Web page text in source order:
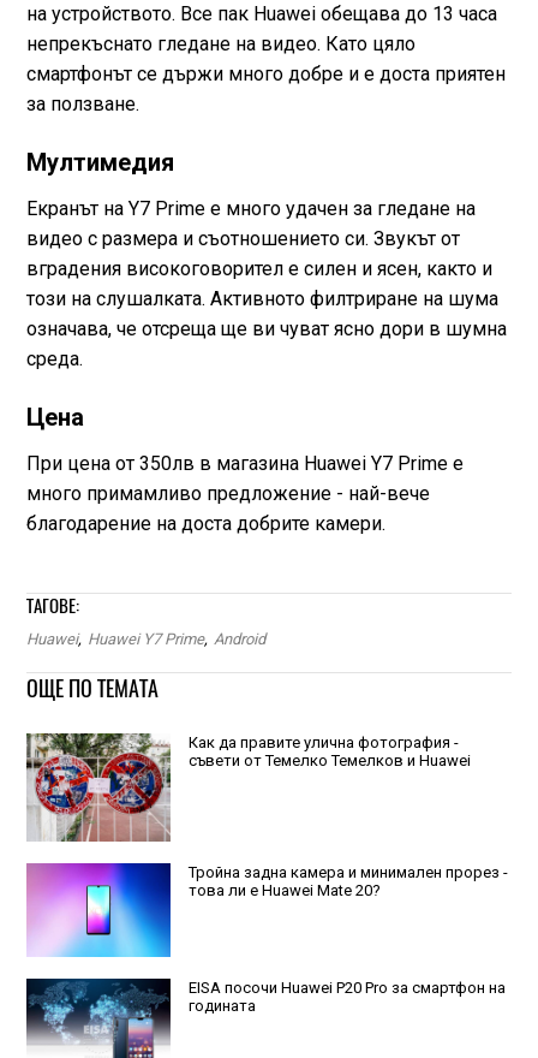
на устройството. Все пак Huawei обещава до 13 часа
непрекъснато гледане на видео. Като цяло
смартфонът се държи много добре и е доста приятен
за ползване.
Мултимедия
Екранът на Y7 Prime е много удачен за гледане на
видео с размера и съотношението си. Звукът от
вградения високоговорител е силен и ясен, както и
този на слушалката. Активното филтриране на шума
означава, че отсреща ще ви чуват ясно дори в шумна
среда.
Цена
При цена от 350лв в магазина Huawei Y7 Prime е
много примамливо предложение - най-вече
благодарение на доста добрите камери.
ТАГОВЕ:
Huawei, Huawei Y7 Prime, Android
ОЩЕ ПО ТЕМАТА
Как да правите улична фотография -
съвети от Темелко Темелков и Huawei
Тройна задна камера и минимален прорез -
това ли е Huawei Mate 20?
EISA посочи Huawei P20 Pro за смартфон на
годината